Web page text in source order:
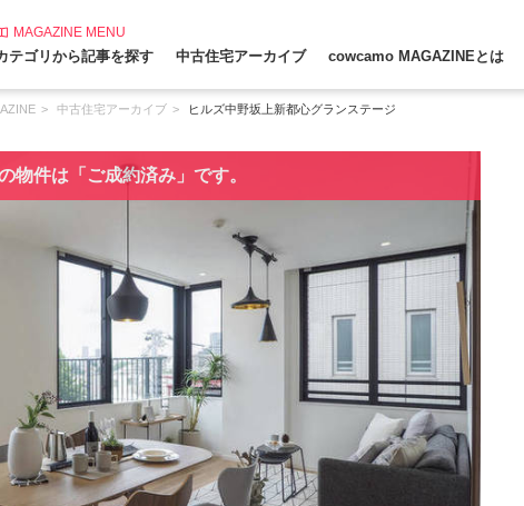
MAGAZINE MENU
テゴリから記事を探す 中古住宅アーカイブ cowcamo MAGAZINEとは
中古住宅アーカイブ ヒルズ中野坂上新都心グランステージ
物件は「ご成約済み」です。